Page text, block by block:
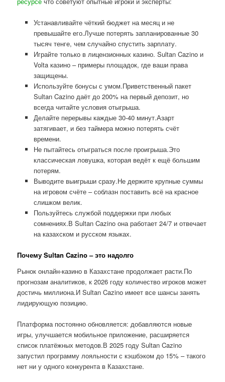
Устанавливайте чёткий бюджет на месяц и не
превышайте его.Лучше потерять запланированные 30
тысяч тенге, чем случайно спустить зарплату.
Играйте только в лицензионных казино. Sultan Cazino и
Volta казино – примеры площадок, где ваши права
защищены.
Используйте бонусы с умом.Приветственный пакет
Sultan Cazino даёт до 200% на первый депозит, но
всегда читайте условия отыгрыша.
Делайте перерывы каждые 30-40 минут.Азарт
затягивает, и без таймера можно потерять счёт
времени.
Не пытайтесь отыграться после проигрыша.Это
классическая ловушка, которая ведёт к ещё большим
потерям.
Выводите выигрыши сразу.Не держите крупные суммы
на игровом счёте – соблазн поставить всё на красное
слишком велик.
Пользуйтесь службой поддержки при любых
сомнениях.В Sultan Cazino она работает 24/7 и отвечает
на казахском и русском языках.
Почему Sultan Cazino – это надолго
Рынок онлайн-казино в Казахстане продолжает расти.По
прогнозам аналитиков, к 2026 году количество игроков может
достичь миллиона.И Sultan Cazino имеет все шансы занять
лидирующую позицию.
Платформа постоянно обновляется: добавляются новые
игры, улучшается мобильное приложение, расширяется
список платёжных методов.В 2025 году Sultan Cazino
запустил программу лояльности с кэшбэком до 15% – такого
нет ни у одного конкурента в Казахстане.